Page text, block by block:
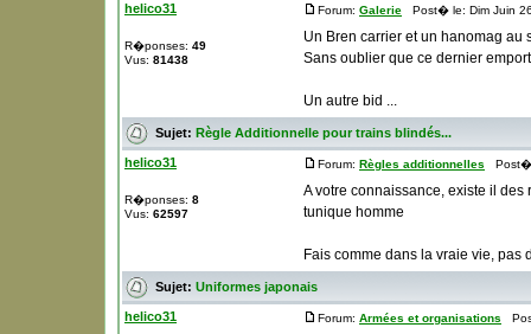
helico31
R�ponses: 49
Vus: 81438
Forum: Galerie Post� le: Dim Juin
Un Bren carrier et un hanomag au
Sans oublier que ce dernier
Un autre bid ...
Sujet: Règle Additionnelle pour trains blindés...
helico31
R�ponses: 8
Vus: 62597
Forum: Règles additionnelles Post�
A votre connaissance, existe il
tunique homme
Fais comme dans la vraie vie, pas
Sujet: Uniformes japonais
helico31 Forum: Armées et organisations